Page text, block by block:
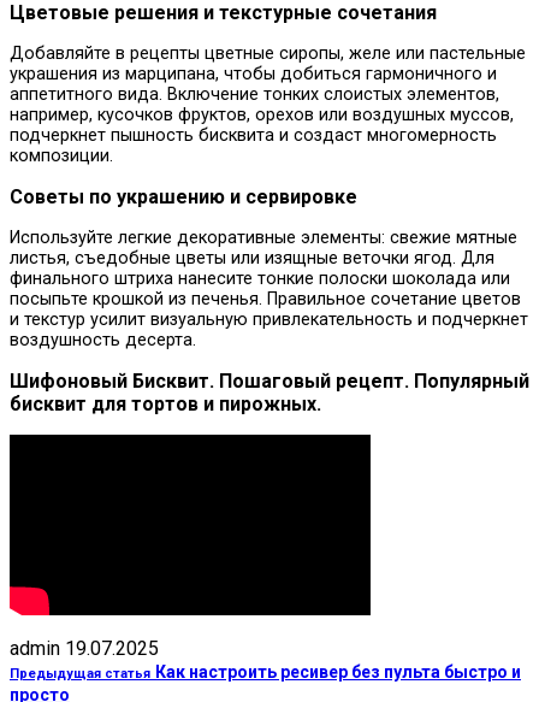
Цветовые решения и текстурные сочетания
Добавляйте в рецепты цветные сиропы, желе или пастельные
украшения из марципана, чтобы добиться гармоничного и
аппетитного вида. Включение тонких слоистых элементов,
например, кусочков фруктов, орехов или воздушных муссов,
подчеркнет пышность бисквита и создаст многомерность
композиции.
Советы по украшению и сервировке
Используйте легкие декоративные элементы: свежие мятные
листья, съедобные цветы или изящные веточки ягод. Для
финального штриха нанесите тонкие полоски шоколада или
посыпьте крошкой из печенья. Правильное сочетание цветов
и текстур усилит визуальную привлекательность и подчеркнет
воздушность десерта.
Шифоновый Бисквит. Пошаговый рецепт. Популярный
бисквит для тортов и пирожных.
admin 19.07.2025
Предыдущая статья Как настроить ресивер без пульта быстро и
просто